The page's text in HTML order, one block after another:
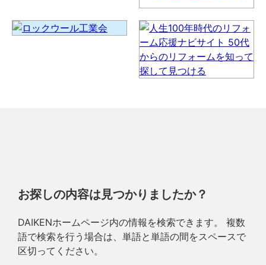
お探しの内容は見つかりましたか？
DAIKENホームページ内の情報を検索できます。 複数
語で検索を行う場合は、単語と単語の間をスペースで
区切ってください。